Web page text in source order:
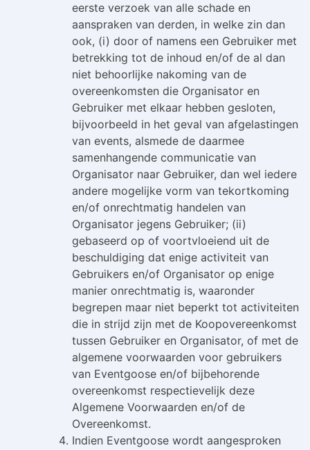
eerste verzoek van alle schade en
aanspraken van derden, in welke zin dan
ook, (i) door of namens een Gebruiker met
betrekking tot de inhoud en/of de al dan
niet behoorlijke nakoming van de
overeenkomsten die Organisator en
Gebruiker met elkaar hebben gesloten,
bijvoorbeeld in het geval van afgelastingen
van events, alsmede de daarmee
samenhangende communicatie van
Organisator naar Gebruiker, dan wel iedere
andere mogelijke vorm van tekortkoming
en/of onrechtmatig handelen van
Organisator jegens Gebruiker; (ii)
gebaseerd op of voortvloeiend uit de
beschuldiging dat enige activiteit van
Gebruikers en/of Organisator op enige
manier onrechtmatig is, waaronder
begrepen maar niet beperkt tot activiteiten
die in strijd zijn met de Koopovereenkomst
tussen Gebruiker en Organisator, of met de
algemene voorwaarden voor gebruikers
van Eventgoose en/of bijbehorende
overeenkomst respectievelijk deze
Algemene Voorwaarden en/of de
Overeenkomst.
Indien Eventgoose wordt aangesproken